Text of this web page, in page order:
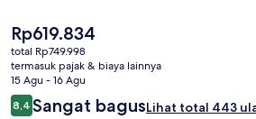
Harga
saat
ini
Rp619.834
Rp619.834
total Rp749.998
termasuk pajak & biaya lainnya
15 Agu - 16 Agu
Ulasan
8,48,4 dari 10
Sangat bagusLihat total 443